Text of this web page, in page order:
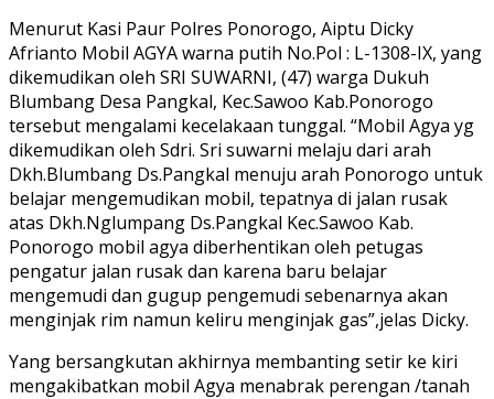
Menurut Kasi Paur Polres Ponorogo, Aiptu Dicky
Afrianto Mobil AGYA warna putih No.Pol : L-1308-IX, yang
dikemudikan oleh SRI SUWARNI, (47) warga Dukuh
Blumbang Desa Pangkal, Kec.Sawoo Kab.Ponorogo
tersebut mengalami kecelakaan tunggal. “Mobil Agya yg
dikemudikan oleh Sdri. Sri suwarni melaju dari arah
Dkh.Blumbang Ds.Pangkal menuju arah Ponorogo untuk
belajar mengemudikan mobil, tepatnya di jalan rusak
atas Dkh.Nglumpang Ds.Pangkal Kec.Sawoo Kab.
Ponorogo mobil agya diberhentikan oleh petugas
pengatur jalan rusak dan karena baru belajar
mengemudi dan gugup pengemudi sebenarnya akan
menginjak rim namun keliru menginjak gas”,jelas Dicky.
Yang bersangkutan akhirnya membanting setir ke kiri
mengakibatkan mobil Agya menabrak perengan /tanah